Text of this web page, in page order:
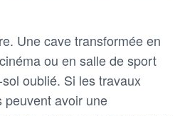
Une cave transformée en
ou en salle de sport
oublié. Si les travaux
peuvent avoir une